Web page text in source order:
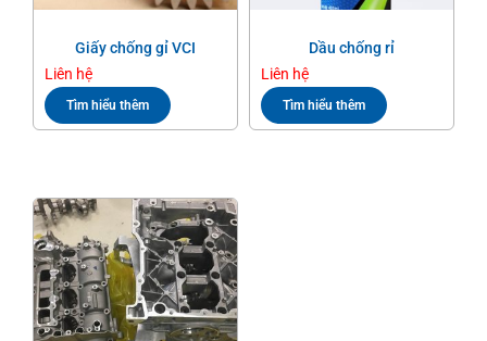
Giấy chống gỉ VCI
Liên hệ
Tìm hiểu thêm
Dầu chống rỉ
Liên hệ
Tìm hiểu thêm